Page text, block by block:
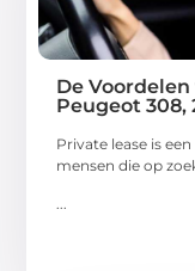
De
Peugeot 308,
Private lease is
mensen die op
...